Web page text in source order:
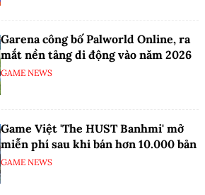
Garena công bố Palworld Online, ra
mắt nền tảng di động vào năm 2026
GAME NEWS
Game Việt 'The HUST Banhmi' mở
miễn phí sau khi bán hơn 10.000 bản
GAME NEWS